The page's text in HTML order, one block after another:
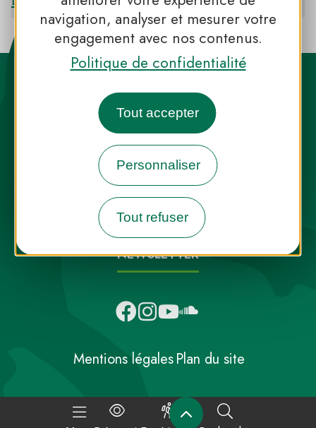
navigation, analyser et mesurer votre
engagement avec nos contenus.
Politique de confidentialité
Tout accepter
Personnaliser
Tout refuser
Destination Parcs, de l’inspiration en
toute saison
INFOS PRESSEFAQNOUS CONTACTER
NEWSLETTER
Mentions légalesPlan du site